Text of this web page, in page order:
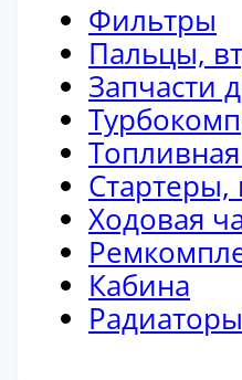
Фильтры
Пальцы,
Запчасти
Стартеры,
Ходовая
Кабина
Радиаторы